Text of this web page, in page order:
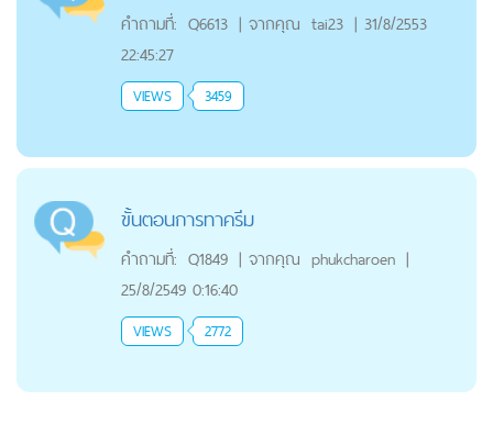
คำถามที่: Q6613 | จากคุณ tai23 | 31/8/2553
22:45:27
VIEWS 3459
ขั้นตอนการทาครีม
คำถามที่: Q1849 | จากคุณ phukcharoen |
25/8/2549 0:16:40
VIEWS 2772